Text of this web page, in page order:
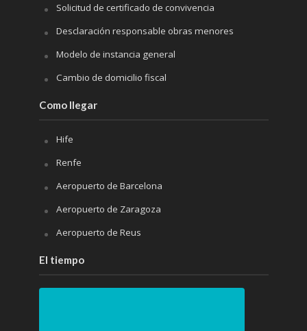
Solicitud de certificado de convivencia
Desclaración responsable obras menores
Modelo de instancia general
Cambio de domicilio fiscal
Como llegar
Hife
Renfe
Aeropuerto de Barcelona
Aeropuerto de Zaragoza
Aeropuerto de Reus
El tiempo